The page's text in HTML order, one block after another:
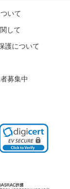
いて
して
護について
募集中